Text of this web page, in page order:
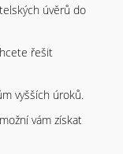
úvěrů do
řešit
vyšších úroků.
vám získat